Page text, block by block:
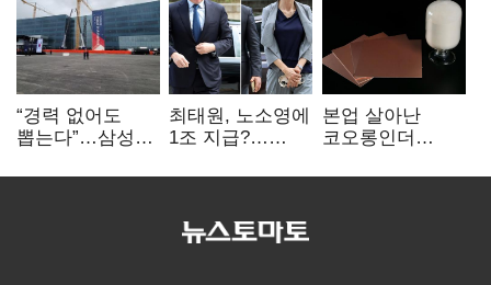
“경력 없어도
뽑는다”…삼성
반도체 인재
최태원, 노소영에
1조 지급?…
본업 살아난
코오롱인더
배터리 소재로